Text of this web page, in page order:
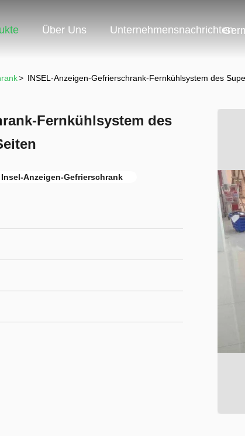
Über Uns Unternehmensnachrichten
> INSEL-Anzeigen-Gefrierschrank-Fernkühlsystem des
Fernkühlsystem des
Insel-Anzeigen-Gefrierschrank